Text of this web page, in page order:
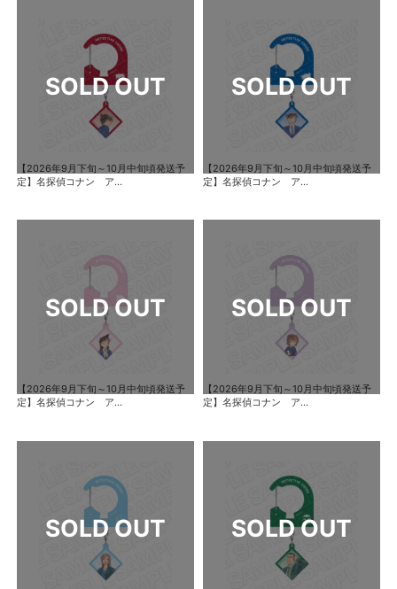
【2026年9月下旬～10月中旬頃発送予
定】名探偵コナン ア...
【2026年9月下旬～10月中旬頃発送予
定】名探偵コナン ア...
【2026年9月下旬～10月中旬頃発送予
定】名探偵コナン ア...
【2026年9月下旬～10月中旬頃発送予
定】名探偵コナン ア...